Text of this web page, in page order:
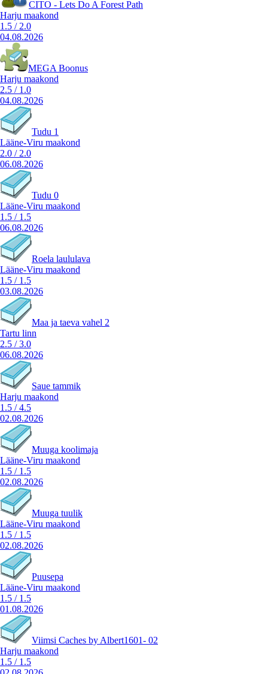
CITO - Lets Do A Forest Path
Harju maakond
1.5 / 2.0
04.08.2026
MEGA Boonus
Harju maakond
2.5 / 1.0
04.08.2026
Tudu 1
Lääne-Viru maakond
2.0 / 2.0
06.08.2026
Tudu 0
Lääne-Viru maakond
1.5 / 1.5
06.08.2026
Roela laululava
Lääne-Viru maakond
1.5 / 1.5
03.08.2026
Maa ja taeva vahel 2
Tartu linn
2.5 /3.0
06.08.2026
Saue tammik
Harju maakond
1.5 /4.5
02.08.2026
Muuga koolimaja
Lääne-Viru maakond
1.5 / 1.5
02.08.2026
Muuga tuulik
Lääne-Viru maakond
1.5 / 1.5
02.08.2026
Puusepa
Lääne-Viru maakond
1.5 / 1.5
01.08.2026
Viimsi Caches by Albert1601- 02
Harju maakond
1.5 / 1.5